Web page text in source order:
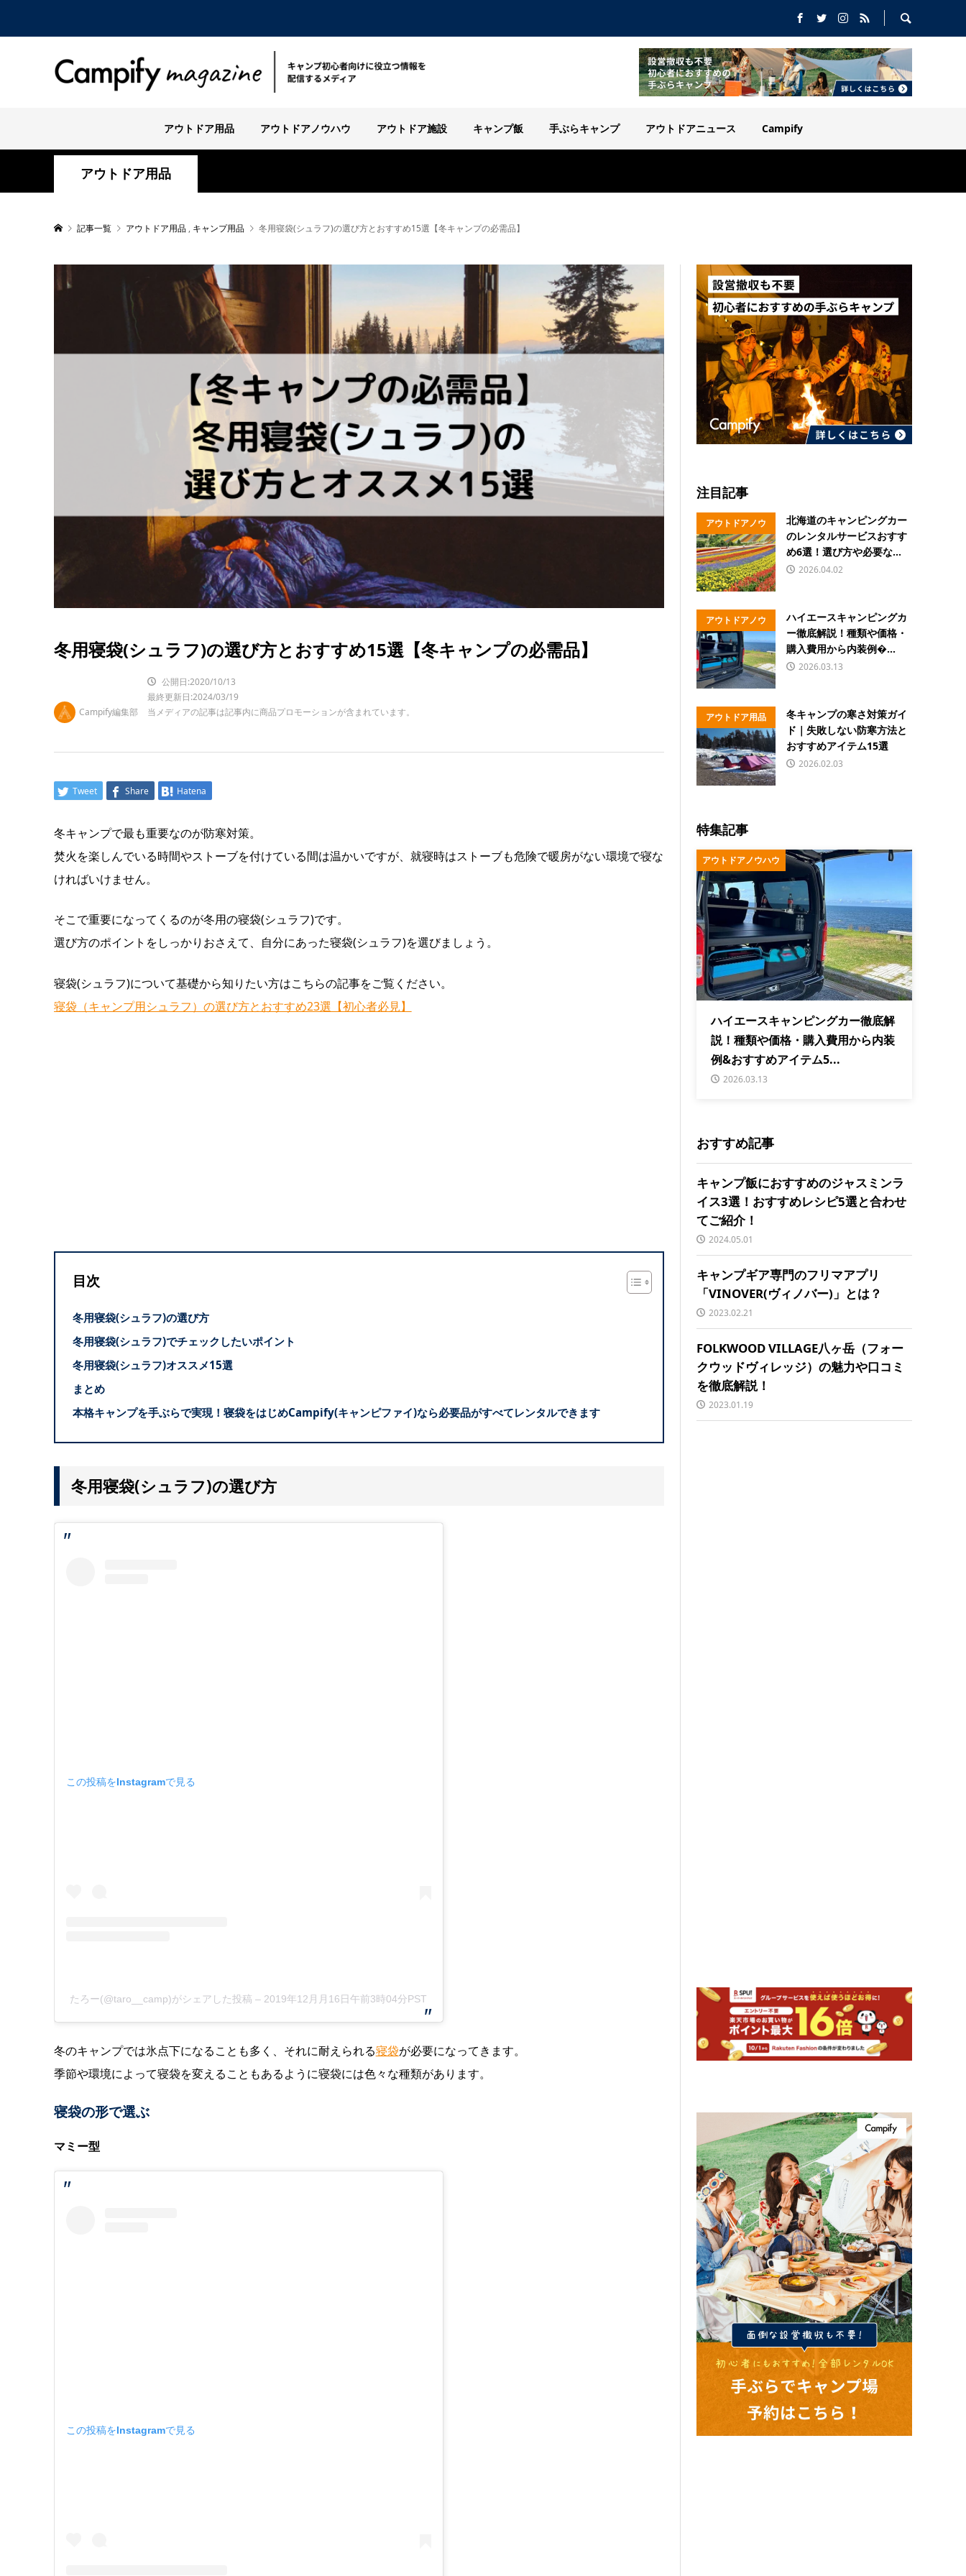
アウトドア用品 アウトドアノウハウ アウトドア施設 キャンプ飯 手ぶらキャンプ アウトドアニュース Campify
アウトドア用品
記事一覧 アウトドア用品 , キャンプ用品 冬用寝袋(シュラフ)の選び方とおすすめ15選【冬キャンプの必需品】
冬用寝袋(シュラフ)の選び方とおすすめ15選【冬キャンプの必需品】
Campify編集部
公開日:2020/10/13
最終更新日:2024/03/19
当メディアの記事は記事内に商品プロモーションが含まれています。
Tweet Share Hatena
冬キャンプで最も重要なのが防寒対策。
焚火を楽しんでいる時間やストーブを付けている間は温かいですが、就寝時はストーブも危険で暖房がない環境で寝な
ければいけません。
そこで重要になってくるのが冬用の寝袋(シュラフ)です。
選び方のポイントをしっかりおさえて、自分にあった寝袋(シュラフ)を選びましょう。
寝袋(シュラフ)について基礎から知りたい方はこちらの記事をご覧ください。
寝袋（キャンプ用シュラフ）の選び方とおすすめ23選【初心者必見】
目次
冬用寝袋(シュラフ)の選び方
冬用寝袋(シュラフ)でチェックしたいポイント
冬用寝袋(シュラフ)オススメ15選
まとめ
本格キャンプを手ぶらで実現！寝袋をはじめCampify(キャンピファイ)なら必要品がすべてレンタルできます
冬用寝袋(シュラフ)の選び方
この投稿をInstagramで見る
たろー(@taro__camp)がシェアした投稿 – 2019年12月月16日午前3時04分PST
冬のキャンプでは氷点下になることも多く、それに耐えられる寝袋が必要になってきます。
季節や環境によって寝袋を変えることもあるように寝袋には色々な種類があります。
寝袋の形で選ぶ
マミー型
この投稿をInstagramで見る
注目記事
アウトドアノウ
ハウ
北海道のキャンピングカー
のレンタルサービスおすす
め6選！選び方や必要な...
2026.04.02
アウトドアノウ
ハウ
ハイエースキャンピングカ
ー徹底解説！種類や価格・
購入費用から内装例�...
2026.03.13
アウトドア用品
冬キャンプの寒さ対策ガイ
ド｜失敗しない防寒方法と
おすすめアイテム15選
2026.02.03
特集記事
アウトドアノウハウ
ハイエースキャンピングカー徹底解
説！種類や価格・購入費用から内装
例&おすすめアイテム5...
2026.03.13
おすすめ記事
キャンプ飯におすすめのジャスミンラ
イス3選！おすすめレシピ5選と合わせ
てご紹介！
2024.05.01
キャンプギア専門のフリマアプリ
「VINOVER(ヴィノバー)」とは？
2023.02.21
FOLKWOOD VILLAGE八ヶ岳（フォー
クウッドヴィレッジ）の魅力や口コミ
を徹底解説！
2023.01.19